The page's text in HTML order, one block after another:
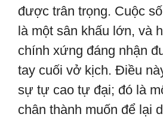
được trân trọng. Cuộc
là một sân khấu lớn, và
chính xứng đáng nhận
tay cuối vở kịch. Điều
sự tự cao tự đại; đó là
chân thành muốn để lại